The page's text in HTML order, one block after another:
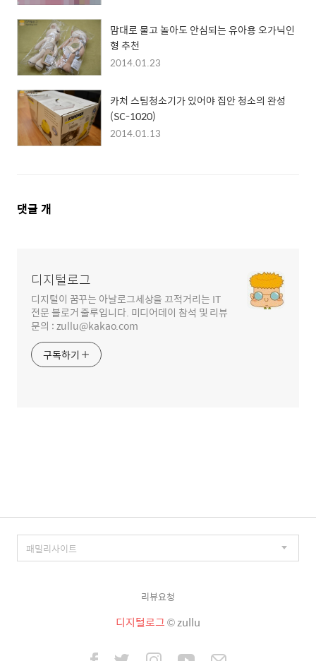
맘대로 물고 놀아도 안심되는 유아용 오가닉인
형 추천
2014.01.23
카처 스팀청소기가 있어야 집안 청소의 완성
(SC-1020)
2014.01.13
댓
댓글 개
디지털로그
디지털이 꿈꾸는 아날로그세상을 끄적거리는 IT
전문 블로거 줄루입니다. 미디어데이 참석 및 리뷰
문의 : zullu@kakao.com
구독하기
리뷰요청
디지털로그© zullu